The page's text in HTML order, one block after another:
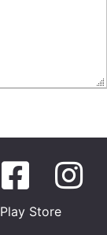
Play Store